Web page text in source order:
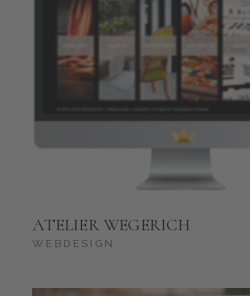
ATELIER WEGERICH
WEBDESIGN